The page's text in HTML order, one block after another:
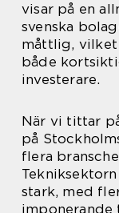
visar på en
svenska
måttlig,
både
investerare.
När vi tittar
på
flera
stark, med
imponerande